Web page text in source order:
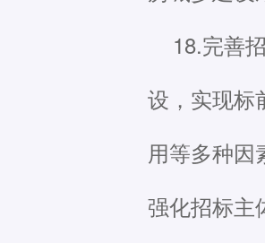
18.完善
设，实现标
用等多种因
强化招标主